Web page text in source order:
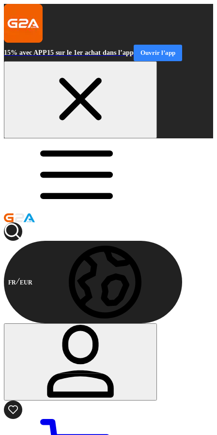
15% avec APP15 sur le 1er achat dans l’app Ouvrir l’app
FR EUR